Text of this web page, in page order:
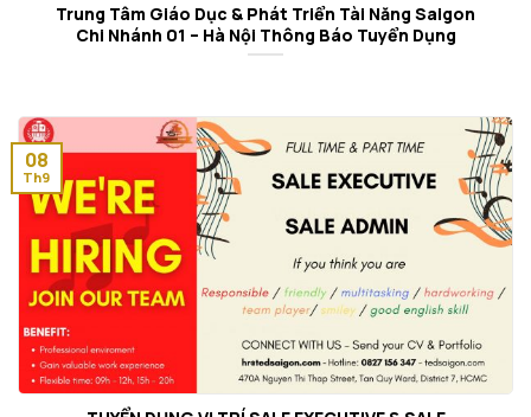
Trung Tâm Giáo Dục & Phát Triển Tài Năng Saigon
Chi Nhánh 01 – Hà Nội Thông Báo Tuyển Dụng
08
Th9